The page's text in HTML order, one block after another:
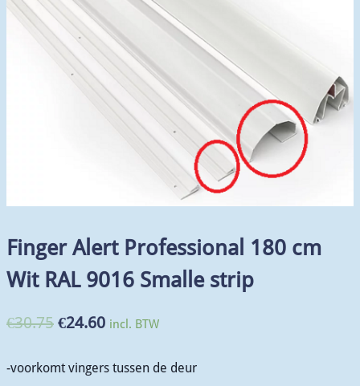
Finger Alert Professional 180 cm
Wit RAL 9016 Smalle strip
€30.75 €24.60 incl. BTW
-voorkomt vingers tussen de deur